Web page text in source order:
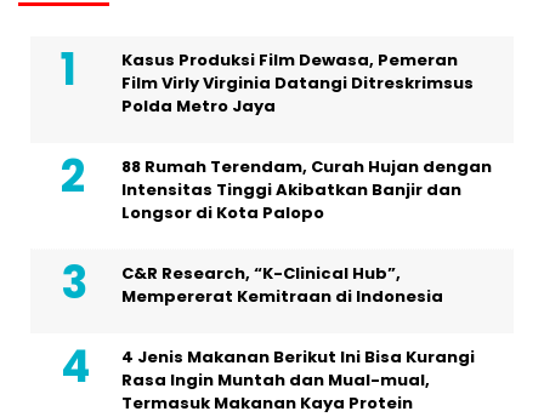
Kasus Produksi Film Dewasa, Pemeran
Film Virly Virginia Datangi Ditreskrimsus
Polda Metro Jaya
88 Rumah Terendam, Curah Hujan dengan
Intensitas Tinggi Akibatkan Banjir dan
Longsor di Kota Palopo
C&R Research, “K-Clinical Hub”,
Mempererat Kemitraan di Indonesia
4 Jenis Makanan Berikut Ini Bisa Kurangi
Rasa Ingin Muntah dan Mual-mual,
Termasuk Makanan Kaya Protein